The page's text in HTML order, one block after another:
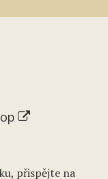
přispějte na